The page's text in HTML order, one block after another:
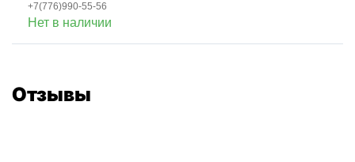
+7(776)990-55-56
Нет в наличии
Отзывы